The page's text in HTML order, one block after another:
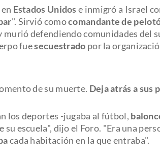
Estados Unidose inmigró a Israel
". Sirvió comocomandante de
murió defendiendo comunidades del
fuesecuestrado por la
de su muerte. Deja atrás a sus
los deportes -jugaba al fútbol,
escuela", dijo el Foro. "Era una
cada habitación en la que entraba".